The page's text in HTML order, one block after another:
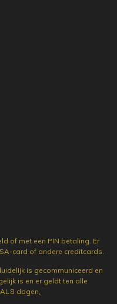
of met een PIN betaling. Er
card of andere creditcards.
is gecommuniceerd en
is en er geldt ten alle
8 dagen